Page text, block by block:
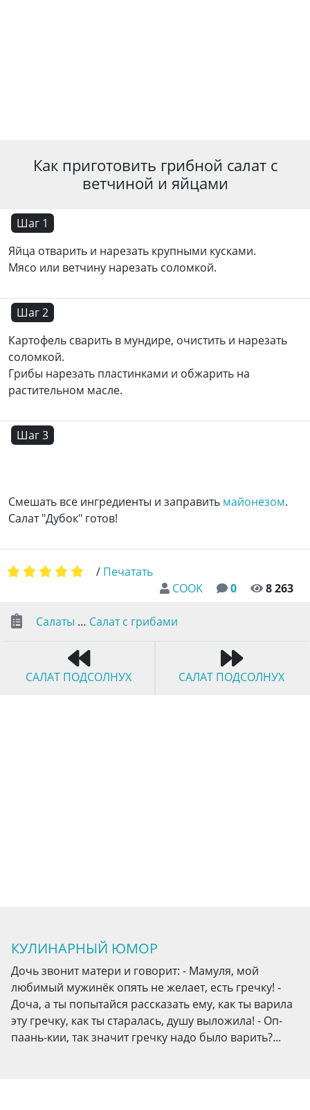
Как приготовить грибной салат с
ветчиной и яйцами
Шаг 1
Яйца отварить и нарезать крупными кусками.
Мясо или ветчину нарезать соломкой.
Шаг 2
Картофель сварить в мундире, очистить и нарезать
соломкой.
Грибы нарезать пластинками и обжарить на
растительном масле.
Шаг 3
Смешать все ингредиенты и заправить майонезом.
Салат "Дубок" готов!
COOK 0 8 263
/ Печатать
Салаты … Салат с грибами
САЛАТ ПОДСОЛНУХ САЛАТ ПОДСОЛНУХ
КУЛИНАРНЫЙ ЮМОР
Дочь звонит матери и говорит: - Мамуля, мой
любимый мужинёк опять не желает, есть гречку! -
Доча, а ты попытайся рассказать ему, как ты варила
эту гречку, как ты старалась, душу выложила! - Оп-
паань-кии, так значит гречку надо было варить?...